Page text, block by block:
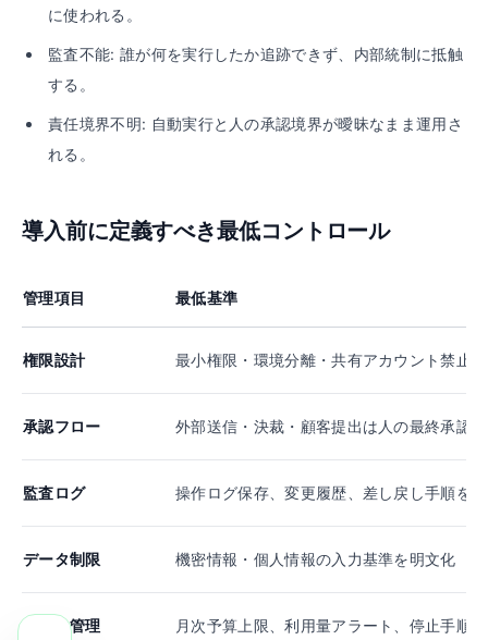
に使われる。
監査不能: 誰が何を実行したか追跡できず、内部統制に抵触
する。
責任境界不明: 自動実行と人の承認境界が曖昧なまま運用さ
れる。
導入前に定義すべき最低コントロール
管理項目 最低基準
権限設計 最小権限・環境分離・共有アカウント禁止
承認フロー 外部送信・決裁・顧客提出は人の最終承認
監査ログ 操作ログ保存、変更履歴、差し戻し手順を
データ制限 機密情報・個人情報の入力基準を明文化
コスト管理 月次予算上限、利用量アラート、停止手順